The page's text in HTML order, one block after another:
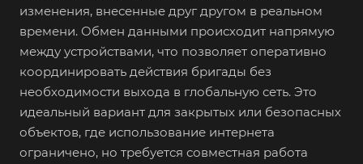
изменения, внесенные друг другом в реальном
времени. Обмен данными происходит напрямую
между устройствами, что позволяет оперативно
координировать действия бригады без
необходимости выхода в глобальную сеть. Это
идеальный вариант для закрытых или безопасных
объектов, где использование интернета
ограничено, но требуется совместная работа